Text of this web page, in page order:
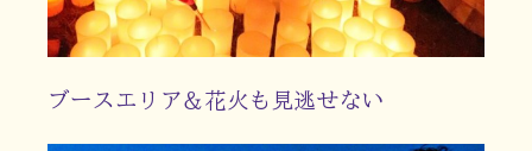
ブースエリア＆花火も見逃せない